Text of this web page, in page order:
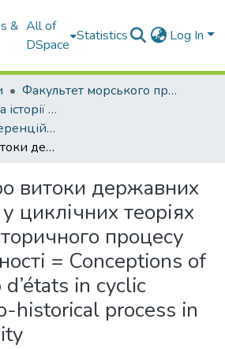
& All of
DSpace
Statistics Log In
Факультет морського права (ФМП)
Кафедра теорії та історії держави та права (Т та ІДП)
Матеріали конференцій (Т та ІДП)
Уявлення про витоки державних переворотів у циклічних теоріях соціально-історичного процесу епохи античності = Conceptions of sources coup d’états in cyclic theories socio-historical process in age of antiquity
витоки державних
циклічних теоріях
процесу
= Conceptions of
in cyclic
historical process in